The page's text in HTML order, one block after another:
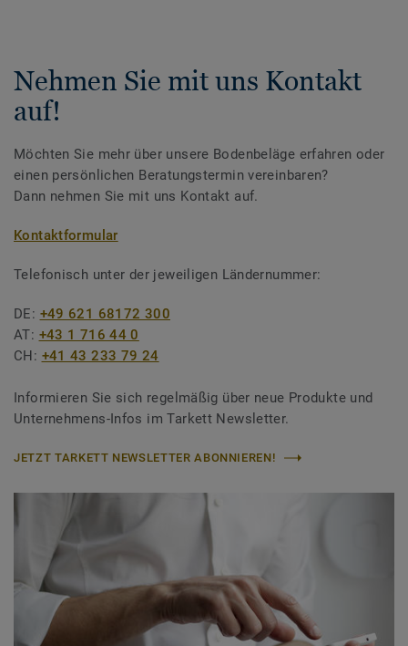
Nehmen Sie mit uns Kontakt
auf!
Möchten Sie mehr über unsere Bodenbeläge erfahren oder
einen persönlichen Beratungstermin vereinbaren?
Dann nehmen Sie mit uns Kontakt auf.
Kontaktformular
Telefonisch unter der jeweiligen Ländernummer:
DE: +49 621 68172 300
AT: +43 1 716 44 0
CH: +41 43 233 79 24
Informieren Sie sich regelmäßig über neue Produkte und
Unternehmens-Infos im Tarkett Newsletter.
JETZT TARKETT NEWSLETTER ABONNIEREN!